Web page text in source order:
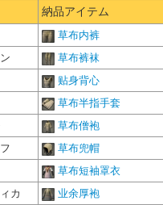
納品アイテム
草布内裤
草布裤袜
贴身背心
草布半指手套
草布僧袍
草布兜帽
草布短袖罩衣
カ
业余厚袍